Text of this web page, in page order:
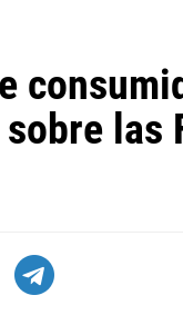
las